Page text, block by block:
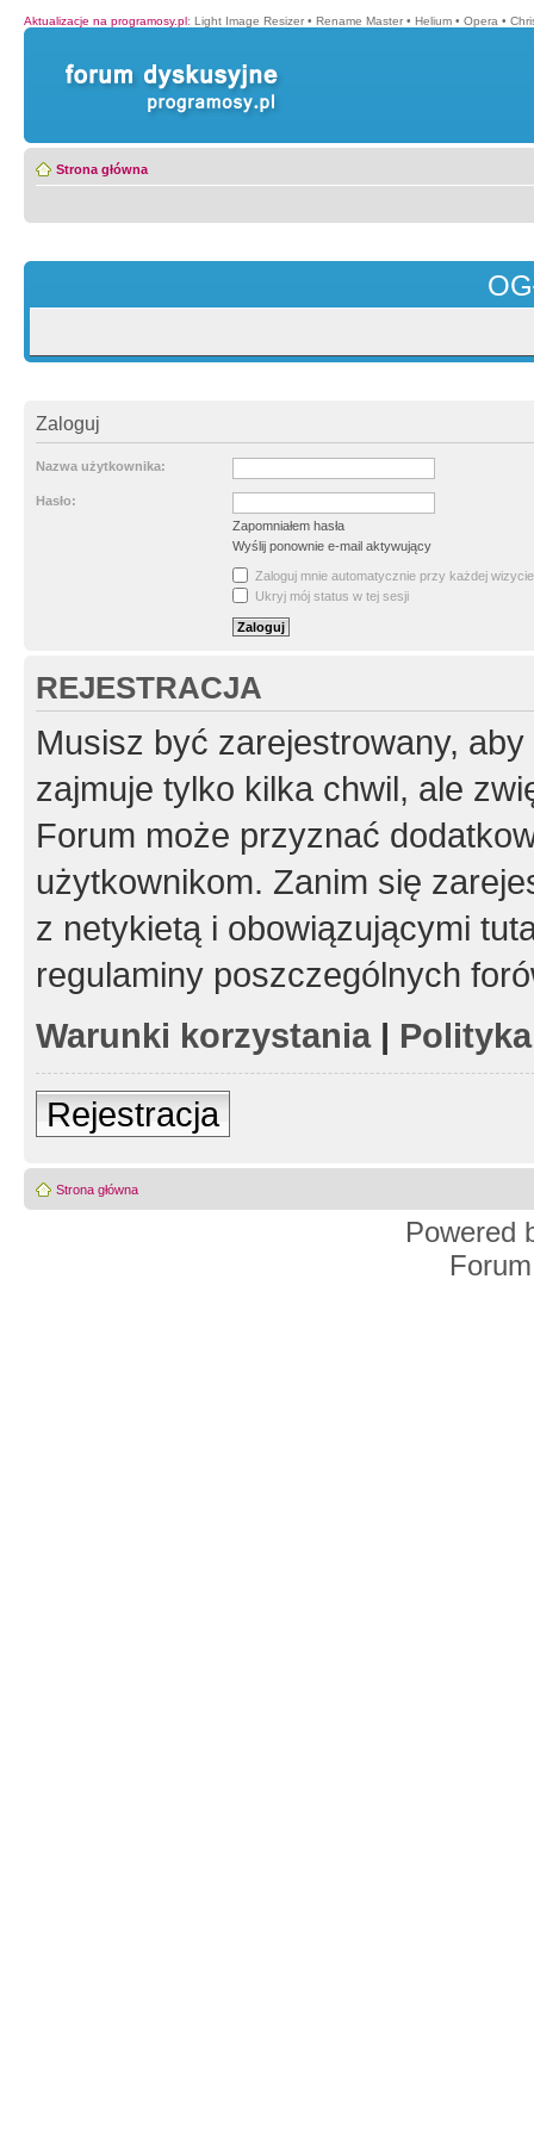
Aktualizacje na programosy.pl: Light Image Resizer • Rename Master • Helium • Opera •
Strona główna
Zaloguj
Nazwa użytkownika:
Hasło:
Zapomniałem hasła
Wyślij ponownie e-mail aktywujący
Zaloguj mnie automatycznie przy każdej wizycie
Ukryj mój status w tej sesji
REJESTRACJA
Musisz być zarejestrowany,
zajmuje tylko kilka chwil, ale
Forum może przyznać
użytkownikom. Zanim się
z netykietą i obowiązującymi
regulaminy poszczególnych
Warunki korzystania|
Rejestracja
Strona główna
Powered